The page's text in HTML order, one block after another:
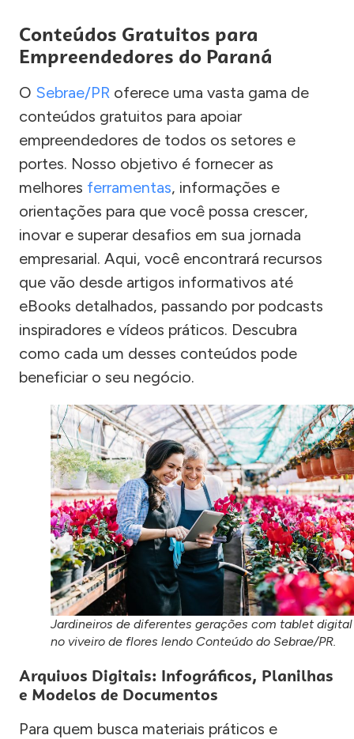
Conteúdos Gratuitos para
Empreendedores do Paraná
O Sebrae/PR oferece uma vasta gama de
conteúdos gratuitos para apoiar
empreendedores de todos os setores e
portes. Nosso objetivo é fornecer as
melhores ferramentas, informações e
orientações para que você possa crescer,
inovar e superar desafios em sua jornada
empresarial. Aqui, você encontrará recursos
que vão desde artigos informativos até
eBooks detalhados, passando por podcasts
inspiradores e vídeos práticos. Descubra
como cada um desses conteúdos pode
beneficiar o seu negócio.
Jardineiros de diferentes gerações com tablet digital
no viveiro de flores lendo Conteúdo do Sebrae/PR.
Arquivos Digitais: Infográficos, Planilhas
e Modelos de Documentos
Para quem busca materiais práticos e